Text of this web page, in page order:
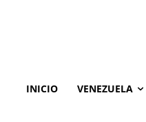
INICIO VENEZUELA